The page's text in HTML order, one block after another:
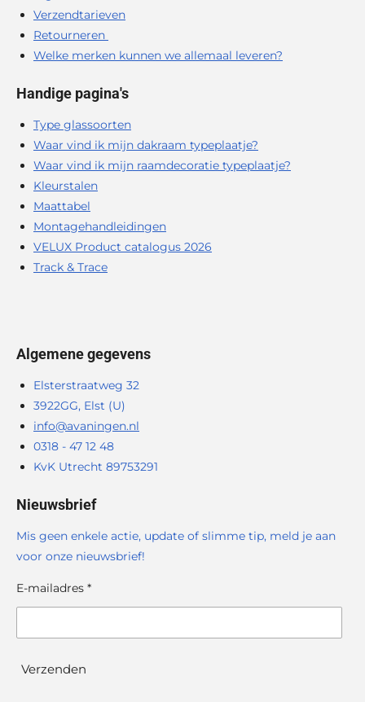
Verzendtarieven
Retourneren
Welke merken kunnen we allemaal leveren?
Handige pagina's
Type glassoorten
Waar vind ik mijn dakraam typeplaatje?
Waar vind ik mijn raamdecoratie typeplaatje?
Kleurstalen
Maattabel
Montagehandleidingen
VELUX Product catalogus 2026
Track & Trace
Algemene gegevens
Elsterstraatweg 32
3922GG, Elst (U)
info@avaningen.nl
0318 - 47 12 48
KvK Utrecht 89753291
Nieuwsbrief
Mis geen enkele actie, update of slimme tip, meld je aan
voor onze nieuwsbrief!
E-mailadres *
Verzenden